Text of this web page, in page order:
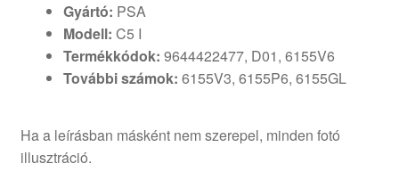
Gyártó: PSA
Modell: C5 I
Termékkódok: 9644422477, D01, 6155V6
További számok: 6155V3, 6155P6, 6155GL
Ha a leírásban másként nem szerepel, minden fotó
illusztráció.